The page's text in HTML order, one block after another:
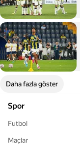
Daha fazla göster
Spor
Futbol
Maçlar